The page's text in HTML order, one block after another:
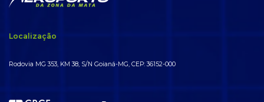
Localização
Rodovia MG 353, KM 38, S/N Goianá-MG, CEP: 36152-000